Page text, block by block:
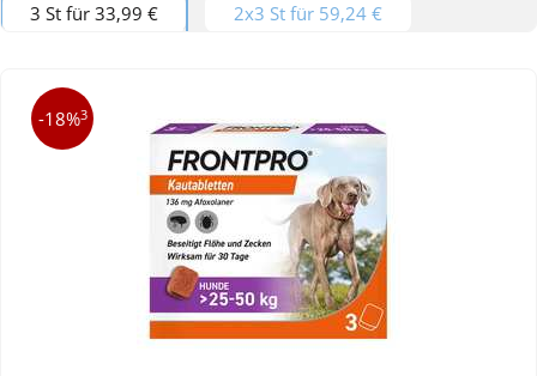
3 St für 33,99 € 2x3 St für 59,24 €
-18%3